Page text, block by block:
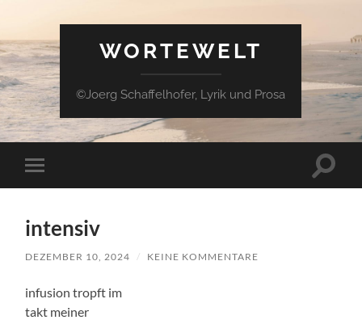
WORTEWELT
©Joerg Schaffelhofer, Lyrik und Prosa
Mobile-
Menü
intensiv
DEZEMBER 10, 2024 / KEINE KOMMENTARE
infusion tropft im
takt meiner